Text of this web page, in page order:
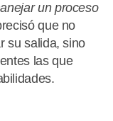
un proceso
que no
su salida, sino
las que